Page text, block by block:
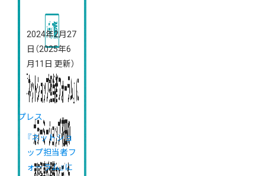
2024年2月27
日 （2025年6
月11日 更新）
プレス
『ネットショ
ップ担当者フ
ォーラム』に